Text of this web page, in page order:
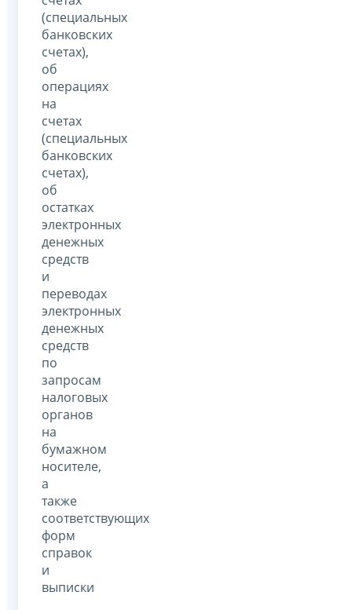
(специальных
банковских
счетах),
об
операциях
на
счетах
(специальных
банковских
счетах),
об
остатках
электронных
денежных
средств
и
переводах
электронных
денежных
средств
по
запросам
налоговых
органов
на
бумажном
носителе,
а
также
соответствующих
форм
справок
и
выписки